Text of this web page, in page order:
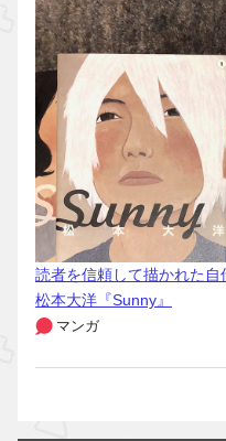
読者を信頼して描かれた自
松本大洋『Sunny』
マンガ